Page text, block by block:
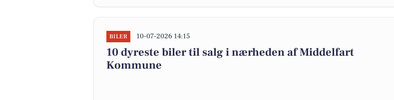
BILER 10-07-2026 14:15
10 dyreste biler til salg i nærheden af Middelfart
Kommune